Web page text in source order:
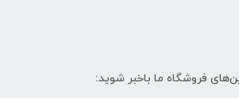
فروشگاه ما باخبر شوید: